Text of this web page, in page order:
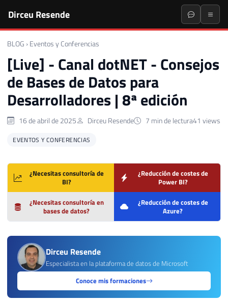
Dirceu Resende
BLOG › Eventos y Conferencias
[Live] - Canal dotNET - Consejos
de Bases de Datos para
Desarrolladores | 8ª edición
16 de abril de 2025 Dirceu Resende 7 min de lectura41 views
EVENTOS Y CONFERENCIAS
¿Necesitas consultoría de
BI?
¿Reducción de costes de
Power BI?
¿Necesitas consultoría en
bases de datos?
¿Reducción de costes de
Azure?
Dirceu Resende
Especialista en la plataforma de datos de Microsoft
Conoce mis formaciones